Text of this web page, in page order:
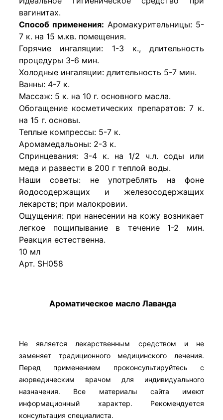
вагинитах.
Способ применения: Аромакурительницы: 5-
7 к. на 15 м.кв. помещения.
Горячие ингаляции: 1-3 к., длительность
процедуры 3-6 мин.
Холодные ингаляции: длительность 5-7 мин.
Ванны: 4-7 к.
Массаж: 5 к. на 10 г. основного масла.
Обогащение косметических препаратов: 7 к.
на 15 г. основы.
Теплые компрессы: 5-7 к.
Аромамедальоны: 2-3 к.
Спринцевания: 3-4 к. на 1/2 ч.л. соды или
меда и развести в 200 г теплой воды.
Наши советы: не употреблять на фоне
йодосодержащих и железосодержащих
лекарств; при малокровии.
Ощущения: при нанесении на кожу возникает
легкое пощипывание в течение 1-2 мин.
Реакция естественна.
10 мл
Арт. SH058
Ароматическое масло Лаванда
Не является лекарственным средством и не
заменяет традиционного медицинского лечения.
Перед применением проконсультируйтесь с
аюрведическим врачом для индивидуального
назначения. Все материалы сайта имеют
информационный характер. Рекомендуется
консультация специалиста.